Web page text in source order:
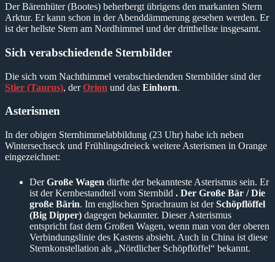
Der Bärenhüter (Bootes) beherbergt übrigens den markanten Stern
Arktur. Er kann schon in der Abenddämmerung gesehen werden. Er
ist der hellste Stern am Nordhimmel und der dritthellste insgesamt.
Sich verabschiedende Sternbilder
Die sich vom Nachthimmel verabschiedenden Sternbilder sind der
Stier (Taurus), derOrion und das Einhorn.
Asterismen
In der obigen Sternhimmelabbildung (23 Uhr) habe ich neben
Wintersechseck und Frühlingsdreieck weitere Asterismen in Orange
eingezeichnet:
DerGroße Wagen dürfte der bekannteste Asterismus sein. Er
ist der Kernbestandteil vom Sternbild . Der Große Bär / Die
große Bärin. Im englischen Sprachraum ist derSchöpflöffel
(Big Dipper) dagegen bekannter. Dieser Asterismus
entspricht fast dem Großen Wagen, wenn man von der oberen
Verbindungslinie des Kastens absieht. Auch in China ist diese
Sternkonstellation als „Nördlicher Schöpflöffel“ bekannt.